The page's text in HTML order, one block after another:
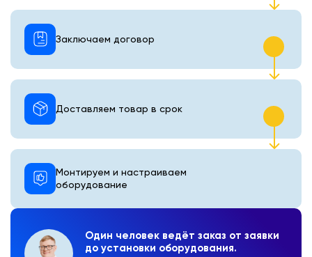
Один человек ведёт заказ от заявки
до установки оборудования.
Монтируем и настраиваем
оборудование
Доставляем товар в срок
Заключаем договор